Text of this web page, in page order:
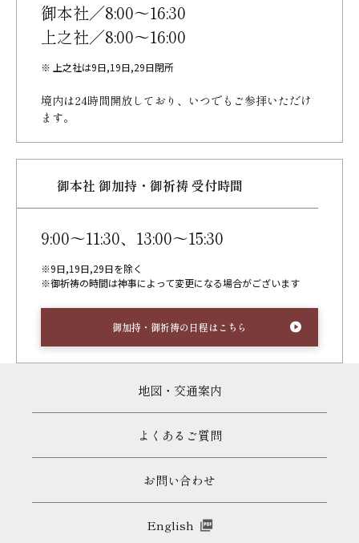
御本社／8:00～16:30
上之社／8:00～16:00
※ 上之社は9日,19日,29日閉所
境内は24時間開放しており、 いつでもご参拝いただけ
ます。
御本社 御加持・御祈祷 受付時間
9:00～11:30、13:00～15:30
※9日,19日,29日を除く
※御祈祷の時間は神事によって変更になる場合がございます
御加持・御祈祷の日程はこちら
地図・交通案内
よくあるご質問
お問い合わせ
English